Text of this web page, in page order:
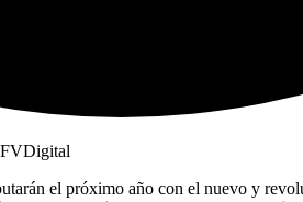
el próximo año con el nuevo y